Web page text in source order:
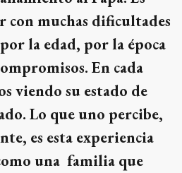
con muchas dificultades
la edad, por la época
En cada
viendo su estado de
Lo que uno percibe,
es esta experiencia
una familia que